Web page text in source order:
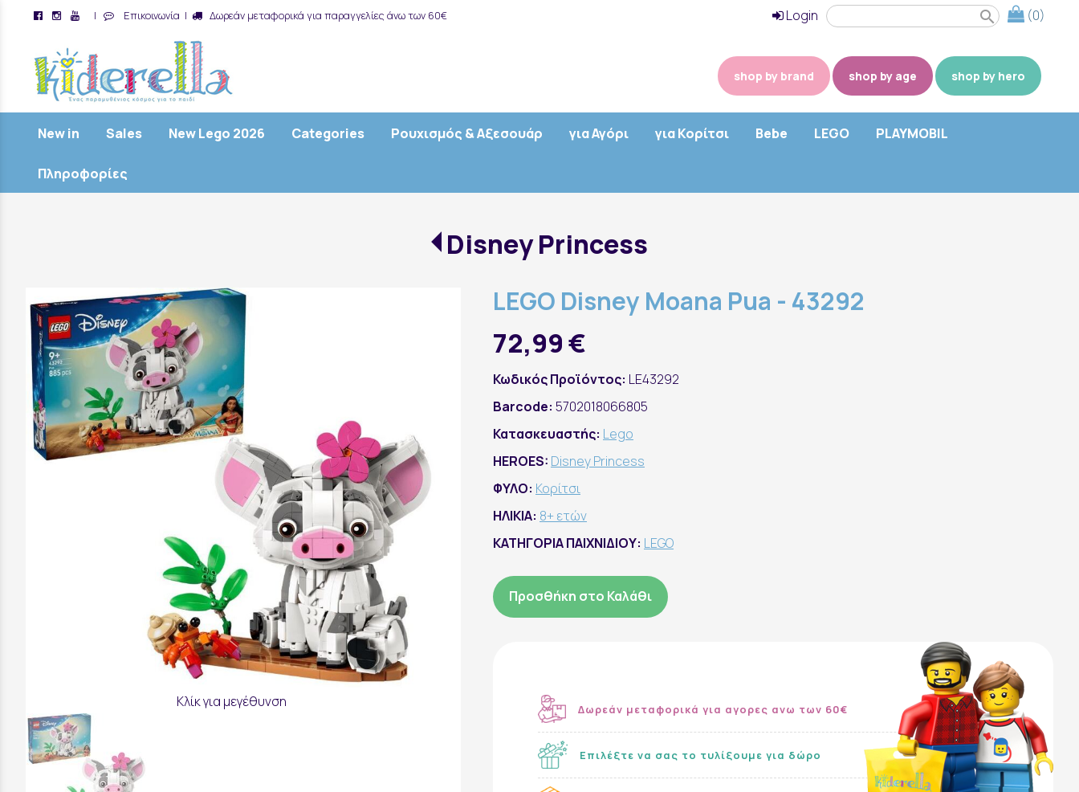
| Επικοινωνία | Δωρεάν μεταφορικά για παραγγελίες άνω των 60€ (0)
search
Login
shop by brand shop by age shop by hero
New in Sales New Lego 2026 Categories Ρουχισμός & Αξεσουάρ για Αγόρι για Κορίτσι Bebe LEGO PLAYMOBIL
Πληροφορίες
Disney Princess
Κλίκ για μεγέθυνση
LEGO Disney Moana Pua - 43292
72,99 €
Κωδικός Προϊόντος: LE43292
Barcode: 5702018066805
Κατασκευαστής: Lego
HEROES: Disney Princess
ΦΥΛΟ: Κορίτσι
ΗΛΙΚΙΑ: 8+ ετών
ΚΑΤΗΓΟΡΙΑ ΠΑΙΧΝΙΔΙΟΥ: LEGO
Προσθήκη στο Καλάθι
Δωρεάν μεταφορικά για αγορες ανω των 60€
Επιλέξτε να σας το τυλίξουμε για δώρο